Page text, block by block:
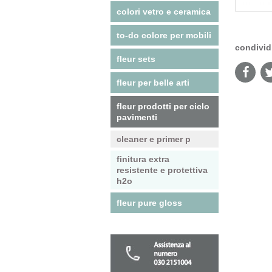
colori vetro e ceramica
to-do colore per mobili
fleur sets
fleur per belle arti
fleur prodotti per ciclo
pavimenti
cleaner e primer p
finitura extra
resistente e protettiva
h2o
fleur pure gloss